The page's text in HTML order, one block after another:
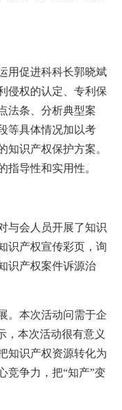
促进科科长郭晓斌
侵权的认定、专利保
法条、分析典型案
等具体情况加以考
知识产权保护方案。
指导性和实用性。
会人员开展了知识
识产权宣传彩页，询
识产权案件诉源治
本次活动问需于企
，本次活动很有意义
知识产权资源转化为
竞争力，把“知产”变